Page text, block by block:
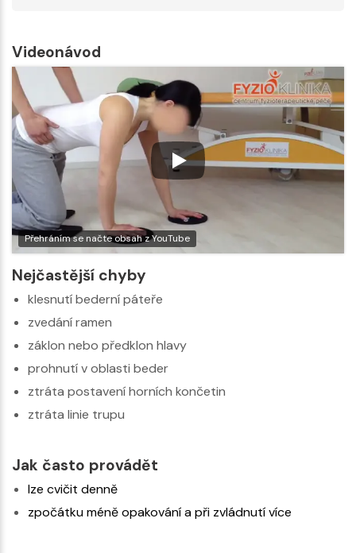
Videonávod
Přehráním se načte obsah z YouTube
Nejčastější chyby
klesnutí bederní páteře
zvedání ramen
záklon nebo předklon hlavy
prohnutí v oblasti beder
ztráta postavení horních končetin
ztráta linie trupu
Jak často provádět
lze cvičit denně
zpočátku méně opakování a při zvládnutí více